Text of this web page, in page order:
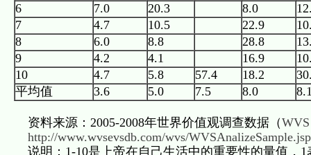
6
7.0 20.3 8.0
7
4.7 10.5 22.9
8
6.0 8.8 28.8
9
4.2 4.1 16.9
10
4.7 5.8 57.4 18.2
平均值
3.6 5.0 7.5 8.0
资料来源：2005-2008年世界价值观调查数据（WVS
http://www.wvsevsdb.com/wvs/WVSAnalizeSample.jsp
说明：1-10是上帝在自己生活中的重要性的量值，1